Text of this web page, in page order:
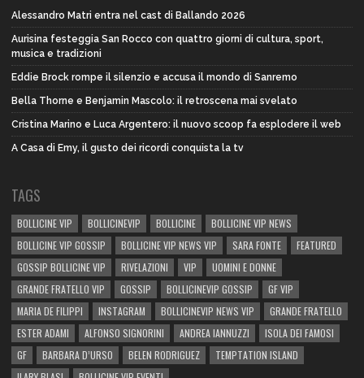
Alessandro Matri entra nel cast di Ballando 2026
Aurisina festeggia San Rocco con quattro giorni di cultura, sport,
musica e tradizioni
Eddie Brock rompe il silenzio e accusa il mondo di Sanremo
Bella Thorne e Benjamin Mascolo: il retroscena mai svelato
Cristina Marino e Luca Argentero: il nuovo scoop fa esplodere il web
A Casa di Emy, il gusto dei ricordi conquista la tv
TAGS
BOLLICINE VIP BOLLICINEVIP BOLLICINE
BOLLICINE VIP NEWS
BOLLICINE VIP GOSSIP
BOLLICINE VIP NEWS VIP SARA FONTE
FEATURED
GOSSIP BOLLICINE VIP
RIVELAZIONI VIP
UOMINI E DONNE
GRANDE FRATELLO VIP
GOSSIP BOLLICINEVIP GOSSIP
GF VIP
MARIA DE FILIPPI
INSTAGRAM BOLLICINEVIP NEWS VIP
GRANDE FRATELLO
ESTER ADAMI
ALFONSO SIGNORINI ANDREA IANNUZZI
ISOLA DEI FAMOSI
GF
BARBARA D’URSO BELEN RODRIGUEZ
TEMPTATION ISLAND